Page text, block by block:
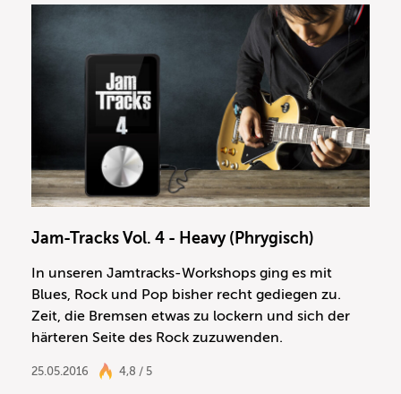
Jam-Tracks Vol. 4 - Heavy (Phrygisch)
In unseren Jamtracks-Workshops ging es mit
Blues, Rock und Pop bisher recht gediegen zu.
Zeit, die Bremsen etwas zu lockern und sich der
härteren Seite des Rock zuzuwenden.
25.05.2016 4,8 / 5